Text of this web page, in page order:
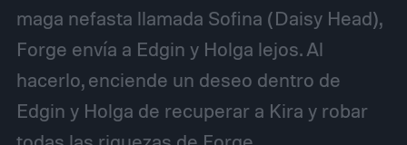
maga nefasta llamada Sofina (Daisy Head),
Forge envía a Edgin y Holga lejos. Al
hacerlo, enciende un deseo dentro de
Edgin y Holga de recuperar a Kira y robar